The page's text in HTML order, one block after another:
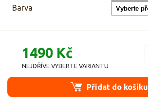
Barva
1490 Kč
NEJDŘÍVE VYBERTE VARIANTU
Přidat do košíku